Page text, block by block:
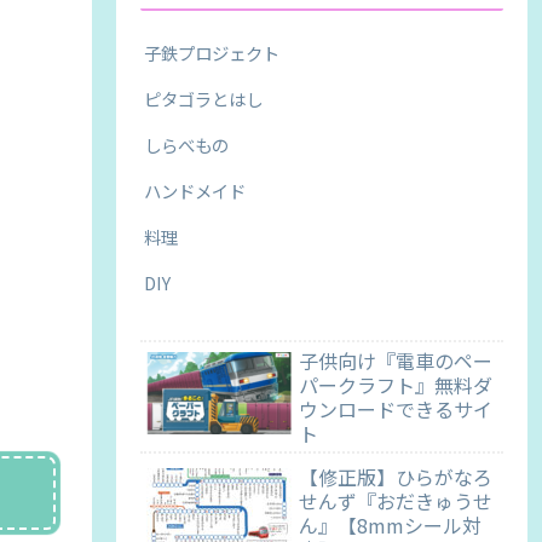
子鉄プロジェクト
ピタゴラとはし
しらべもの
ハンドメイド
料理
DIY
子供向け『電車のペー
パークラフト』無料ダ
ウンロードできるサイ
ト
【修正版】ひらがなろ
せんず『おだきゅうせ
ん』【8mmシール対